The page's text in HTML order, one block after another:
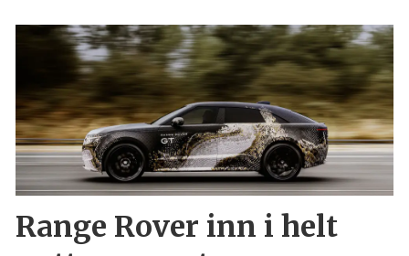
Range Rover inn i helt